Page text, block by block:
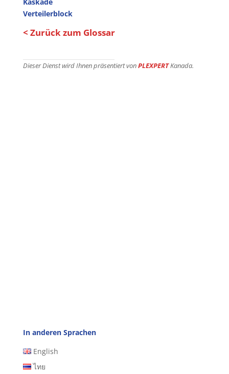
Verteilerblock
< Zurück zum Glossar
Dieser Dienst wird Ihnen präsentiert vonPLEXPERTKanada.
In anderen Sprachen
English
ไทย